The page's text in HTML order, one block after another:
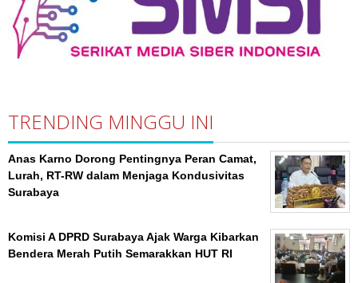
TRENDING MINGGU INI
Anas Karno Dorong Pentingnya Peran Camat,
Lurah, RT-RW dalam Menjaga Kondusivitas
Surabaya
Komisi A DPRD Surabaya Ajak Warga Kibarkan
Bendera Merah Putih Semarakkan HUT RI